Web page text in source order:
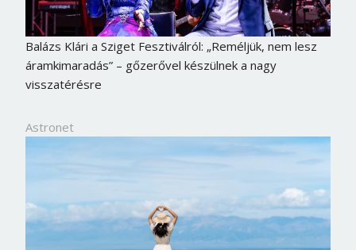
Balázs Klári a Sziget Fesztiválról: „Reméljük, nem lesz
áramkimaradás” – gőzerővel készülnek a nagy
visszatérésre
Astronet